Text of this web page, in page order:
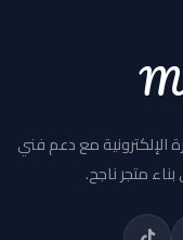
الإلكترونية مع دعم فني
متجر ناجح.